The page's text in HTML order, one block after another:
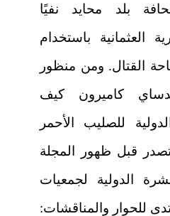
بلد محايد نفيًا
العثمانية باستخدام
القتال. ومن منظور
كاميرون كيف
للصليب الأحمر
قبل ظهور المجلة
الدولية لجمعيات
للحوار والمناقشات: